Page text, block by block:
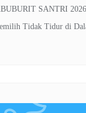
SANTRI
Tidak Tidur di